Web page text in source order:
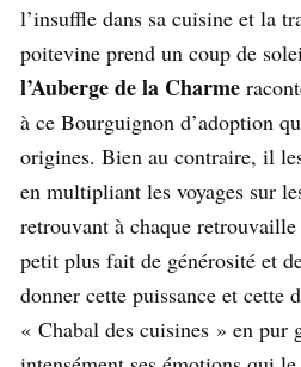
l’insuffle dans sa cuisine et la
poitevine prend un coup de
l’Auberge de la Charme
à ce Bourguignon d’adoption
origines. Bien au contraire, il
en multipliant les voyages sur
retrouvant à chaque
petit plus fait de générosité et
donner cette puissance et cette
« Chabal des cuisines » en pur